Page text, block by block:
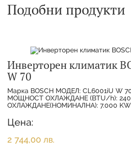
Подобни продукти
Инверторен климатик
W 70
Марка BOSCH МОДЕЛ: CL6001iU W
МОЩНОСТ ОХЛАЖДАНЕ (BTU/h):
ОХЛАЖДАНЕ(НОМИНАЛНА): 7.000
Цена:
2 744,00 лв.